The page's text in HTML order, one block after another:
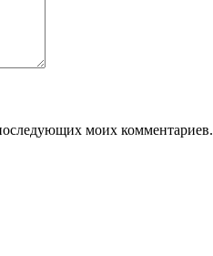
моих комментариев.